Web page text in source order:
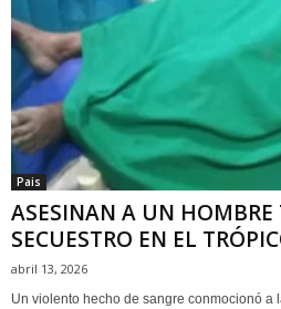
Pais
ASESINAN A UN HOMBRE
SECUESTRO EN EL
abril 13, 2026
Un violento hecho de sangre conmocionó a